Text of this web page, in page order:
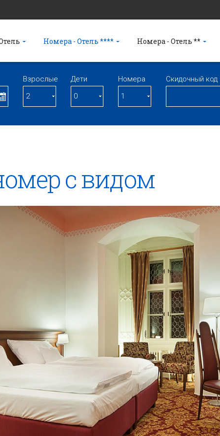
Номера - Отель **** Номера - Отель **
Взрослые Дети Номерa Скидочный код
с видом